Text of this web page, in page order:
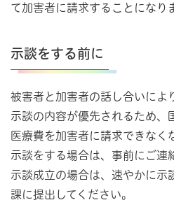
て加害者に請求することになり
示談をする前に
被害者と加害者の話し合いによ
示談の内容が優先されるため、
医療費を加害者に請求できなく
示談をする場合は、事前にご連
示談成立の場合は、速やかに示
課に提出してください。